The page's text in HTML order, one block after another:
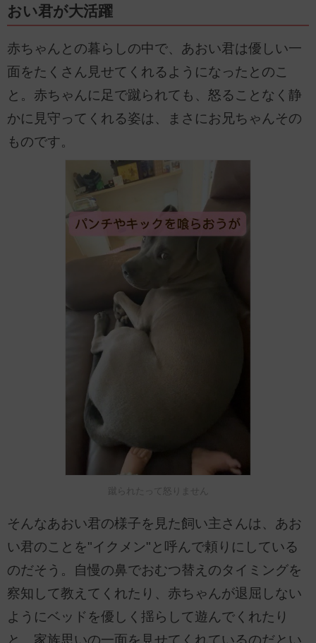
おい君が大活躍
赤ちゃんとの暮らしの中で、あおい君は優しい一
面をたくさん見せてくれるようになったとのこ
と。赤ちゃんに足で蹴られても、怒ることなく静
かに見守ってくれる姿は、まさにお兄ちゃんその
ものです。
蹴られたって怒りません
そんなあおい君の様子を見た飼い主さんは、あお
い君のことを"イクメン"と呼んで頼りにしている
のだそう。自慢の鼻でおむつ替えのタイミングを
察知して教えてくれたり、赤ちゃんが退屈しない
ようにベッドを優しく揺らして遊んでくれたり
と、家族思いの一面を見せてくれているのだとい